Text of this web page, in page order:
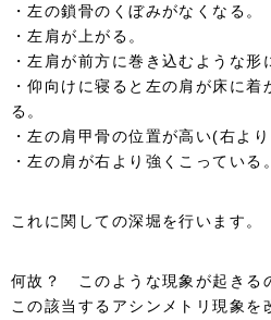
・左の鎖骨のくぼみがなくなる。
・左肩が上がる。
・左肩が前方に巻き込むような形
・仰向けに寝ると左の肩が床に
る。
・左の肩甲骨の位置が高い(右よ
・左の肩が右より強くこっている。
これに関しての深堀を行います。
何故？ このような現象が起きる
この該当するアシンメトリ現象を